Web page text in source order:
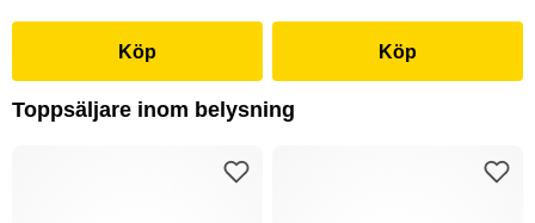
Köp Köp
Toppsäljare inom belysning